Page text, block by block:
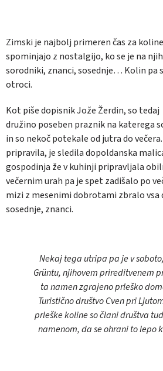
Zimski je najbolj primeren čas za
spominjajo z nostalgijo, ko se je na
sorodniki, znanci, sosednje… Kolin pa
otroci.
Kot piše dopisnik Jože Žerdin, so
družino poseben praznik na katerega
in so nekoč potekale od jutra do
pripravila, je sledila dopoldanska
gospodinja že v kuhinji pripravljala
večernim urah pa je spet zadišalo po
mizi z mesenimi dobrotami zbralo vsa
sosednje, znanci.
Nekaj tega utripa pa je v
Grüntu, njihovem prireditvenem
ta namen zgrajeno prleško
Turistično društvo Cven pri
prleške koline so člani društva
namenom, da se ohrani to lepo